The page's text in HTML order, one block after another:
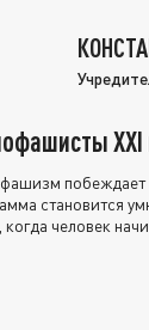
XXI
побеждает
становится
когда человек